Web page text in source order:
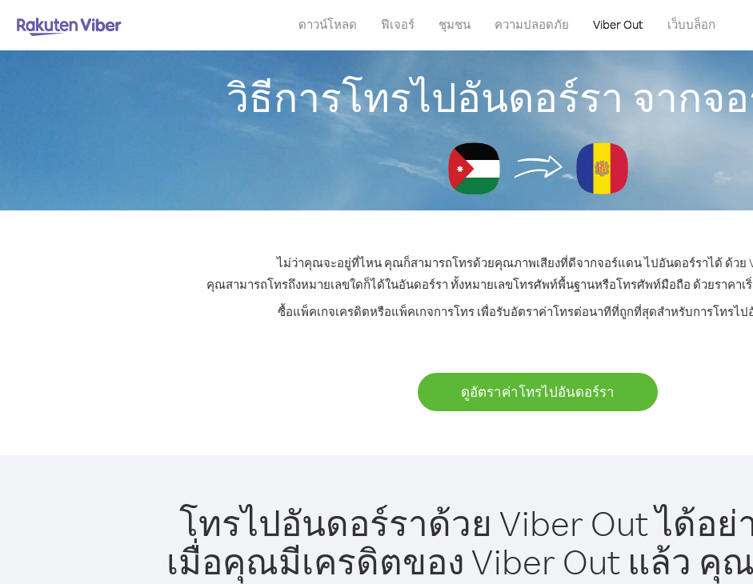
ดาวน์โหลด ฟีเจอร์ ชุมชน ความปลอดภัย Viber Out เว็บบล็อก
วิธีการโทรไปอันดอร์รา จากจ
ไม่ว่าคุณจะอยู่ที่ไหน คุณก็สามารถโทรด้วยคุณภาพเสียงที่ดีจากจอร์แดน ไปอันดอร์ราได้ ด้วย
คุณสามารถโทรถึงหมายเลขใดก็ได้ในอันดอร์รา ทั้งหมายเลขโทรศัพท์พื้นฐานหรือโทรศัพท์มือถือ ด้วยราคาเ
ซื้อแพ็คเกจเครดิตหรือแพ็คเกจการโทร เพื่อรับอัตราค่าโทรต่อนาทีที่ถูกที่สุดสำหรับการโทรไป
ดูอัตราค่าโทรไปอันดอร์รา
โทรไปอันดอร์ราด้วย Viber Out ได้อย่
เมื่อคุณมีเครดิตของ Viber Out แล้ว คุ